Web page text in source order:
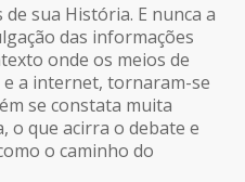
sua História. E nunca a
das informações
onde os meios de
e a internet, tornaram-se
se constata muita
o que acirra o debate e
o caminho do